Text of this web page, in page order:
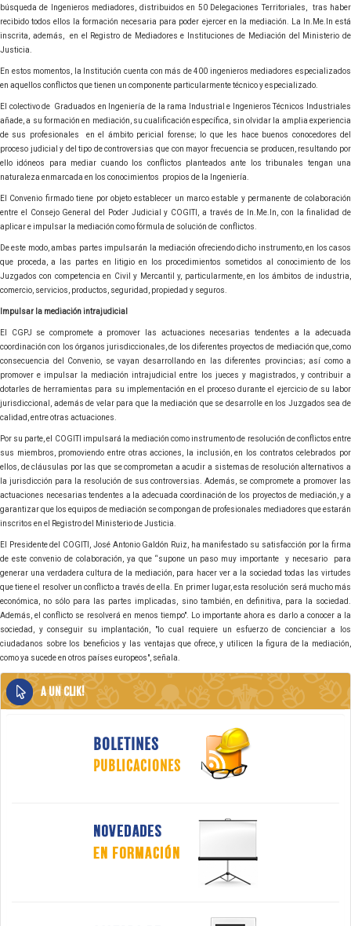
búsqueda de Ingenieros mediadores, distribuidos en 50 Delegaciones Territoriales, tras haber
recibido todos ellos la formación necesaria para poder ejercer en la mediación. La In.Me.In está
inscrita, además, en el Registro de Mediadores e Instituciones de Mediación del Ministerio de
Justicia.
En estos momentos, la Institución cuenta con más de 400 ingenieros mediadores especializados
en aquellos conflictos que tienen un componente particularmente técnico y especializado.
El colectivo de Graduados en Ingeniería de la rama Industrial e Ingenieros Técnicos Industriales
añade, a su formación en mediación, su cualificación específica, sin olvidar la amplia experiencia
de sus profesionales en el ámbito pericial forense; lo que les hace buenos conocedores del
proceso judicial y del tipo de controversias que con mayor frecuencia se producen, resultando por
ello idóneos para mediar cuando los conflictos planteados ante los tribunales tengan una
naturaleza enmarcada en los conocimientos propios de la Ingeniería.
El Convenio firmado tiene por objeto establecer un marco estable y permanente de colaboración
entre el Consejo General del Poder Judicial y COGITI, a través de In.Me.In, con la finalidad de
aplicar e impulsar la mediación como fórmula de solución de conflictos.
De este modo, ambas partes impulsarán la mediación ofreciendo dicho instrumento, en los casos
que proceda, a las partes en litigio en los procedimientos sometidos al conocimiento de los
Juzgados con competencia en Civil y Mercantil y, particularmente, en los ámbitos de industria,
comercio, servicios, productos, seguridad, propiedad y seguros.
Impulsar la mediación intrajudicial
El CGPJ se compromete a promover las actuaciones necesarias tendentes a la adecuada
coordinación con los órganos jurisdiccionales, de los diferentes proyectos de mediación que, como
consecuencia del Convenio, se vayan desarrollando en las diferentes provincias; así como a
promover e impulsar la mediación intrajudicial entre los jueces y magistrados, y contribuir a
dotarles de herramientas para su implementación en el proceso durante el ejercicio de su labor
jurisdiccional, además de velar para que la mediación que se desarrolle en los Juzgados sea de
calidad, entre otras actuaciones.
Por su parte, el COGITI impulsará la mediación como instrumento de resolución de conflictos entre
sus miembros, promoviendo entre otras acciones, la inclusión, en los contratos celebrados por
ellos, de cláusulas por las que se comprometan a acudir a sistemas de resolución alternativos a
la jurisdicción para la resolución de sus controversias. Además, se compromete a promover las
actuaciones necesarias tendentes a la adecuada coordinación de los proyectos de mediación, y a
garantizar que los equipos de mediación se compongan de profesionales mediadores que estarán
inscritos en el Registro del Ministerio de Justicia.
El Presidente del COGITI, José Antonio Galdón Ruiz, ha manifestado su satisfacción por la firma
de este convenio de colaboración, ya que “supone un paso muy importante y necesario para
generar una verdadera cultura de la mediación, para hacer ver a la sociedad todas las virtudes
que tiene el resolver un conflicto a través de ella. En primer lugar, esta resolución será mucho más
económica, no sólo para las partes implicadas, sino también, en definitiva, para la sociedad.
Además, el conflicto se resolverá en menos tiempo". Lo importante ahora es darlo a conocer a la
sociedad, y conseguir su implantación, "lo cual requiere un esfuerzo de concienciar a los
ciudadanos sobre los beneficios y las ventajas que ofrece, y utilicen la figura de la mediación,
como ya sucede en otros países europeos", señala.
A UN CLIK!